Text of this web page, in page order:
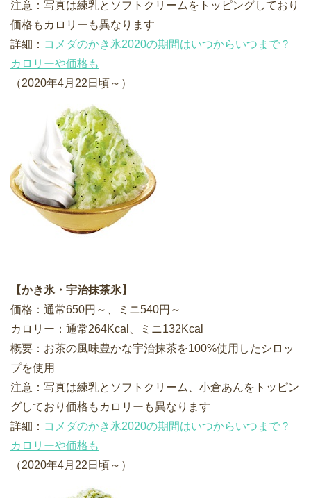
注意：写真は練乳とソフトクリームをトッピングしており
価格もカロリーも異なります
詳細： コメダのかき氷2020の期間はいつからいつまで？
カロリーや価格も
（2020年4月22日頃～）
【かき氷・宇治抹茶氷】
価格：通常650円～、ミニ540円～
カロリー：通常264Kcal、ミニ132Kcal
概要：お茶の風味豊かな宇治抹茶を100%使用したシロッ
プを使用
注意：写真は練乳とソフトクリーム、小倉あんをトッピン
グしており価格もカロリーも異なります
詳細： コメダのかき氷2020の期間はいつからいつまで？
カロリーや価格も
（2020年4月22日頃～）